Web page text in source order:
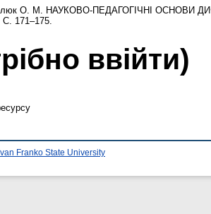
О. М.
НАУКОВО-ПЕДАГОГІЧНІ ОСНОВИ
171–175.
ввійти)
Franko State University